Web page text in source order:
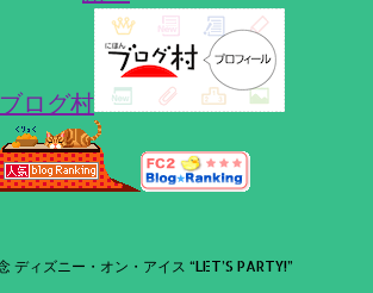
ログ村
ディズニー・オン・アイス “LET’S PARTY!”